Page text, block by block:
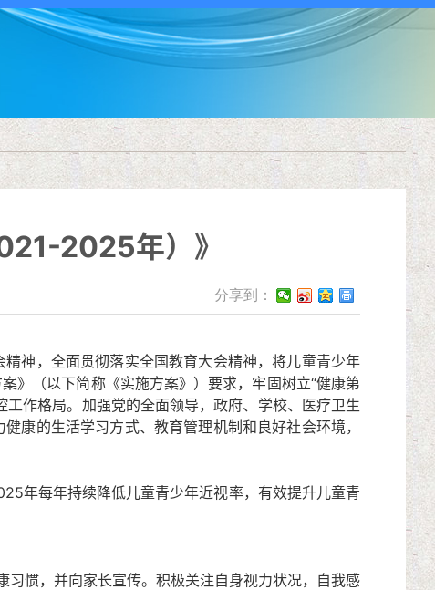
2025年）》
分享到：
神，全面贯彻落实全国教育大会精神，将儿童青少年
》（以下简称《实施方案》）要求，牢固树立“健康第
作格局。加强党的全面领导，政府、学校、医疗卫生
康的生活学习方式、教育管理机制和良好社会环境，
年每年持续降低儿童青少年近视率，有效提升儿童青
惯，并向家长宣传。积极关注自身视力状况，自我感